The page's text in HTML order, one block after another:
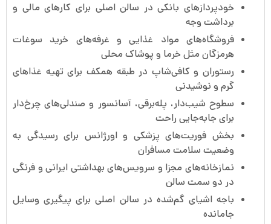
خودپردازهای بانکی در سالن اصلی برای کارهای مالی و
برداشت وجه
فروشگاه‌های مواد غذایی و غرفه‌های خرید سوغات
هرمزگان مثل خرما و پوشاک محلی
رستوران و کافی‌شاپ در طبقه همکف برای تهیه غذاهای
گرم و نوشیدنی
سطوح شیب‌دار، پله‌برقی، آسانسور و صندلی‌های چرخ‌دار
برای جابه‌جایی راحت
بخش فوریت‌های پزشکی و اورژانس برای رسیدگی به
وضعیت سلامت مسافران
نمازخانه‌های مجزا و سرویس‌های بهداشتی ایرانی و فرنگی
در دو سمت سالن
باجه اشیای گم‌شده در سالن اصلی برای پیگیری وسایل
جامانده